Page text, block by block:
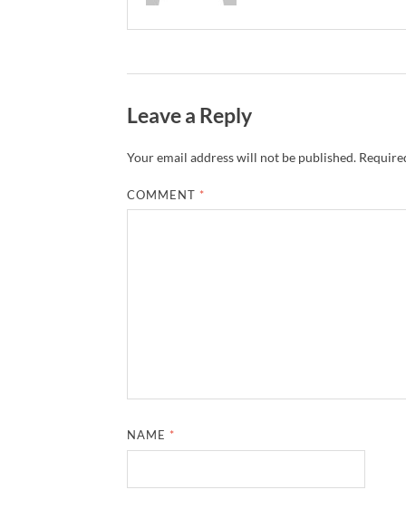
Leave a Reply
Your email address will not be published.
COMMENT *
NAME *